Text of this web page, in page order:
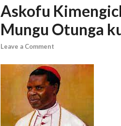
Askofu
Mungu Otunga
Leave a Comment